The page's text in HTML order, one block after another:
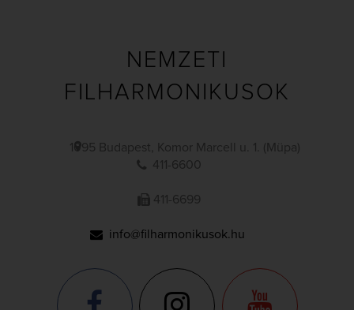
NEMZETI
FILHARMONIKUSOK
1095 Budapest, Komor Marcell u. 1. (Müpa)
411-6600
411-6699
info@filharmonikusok.hu